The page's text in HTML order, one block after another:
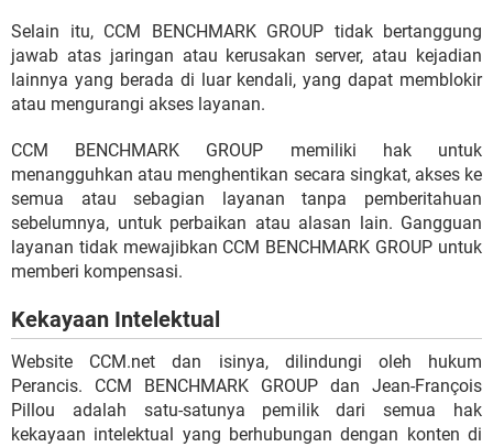
Selain itu, CCM BENCHMARK GROUP tidak bertanggung
jawab atas jaringan atau kerusakan server, atau kejadian
lainnya yang berada di luar kendali, yang dapat memblokir
atau mengurangi akses layanan.
CCM BENCHMARK GROUP memiliki hak untuk
menangguhkan atau menghentikan secara singkat, akses ke
semua atau sebagian layanan tanpa pemberitahuan
sebelumnya, untuk perbaikan atau alasan lain. Gangguan
layanan tidak mewajibkan CCM BENCHMARK GROUP untuk
memberi kompensasi.
Kekayaan Intelektual
Website CCM.net dan isinya, dilindungi oleh hukum
Perancis. CCM BENCHMARK GROUP dan Jean-François
Pillou adalah satu-satunya pemilik dari semua hak
kekayaan intelektual yang berhubungan dengan konten di